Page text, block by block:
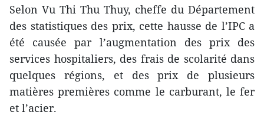
Selon Vu Thi Thu Thuy, cheffe du Département
des statistiques des prix, cette hausse de l’IPC a
été causée par l’augmentation des prix des
services hospitaliers, des frais de scolarité dans
quelques régions, et des prix de plusieurs
matières premières comme le carburant, le fer
et l’acier.